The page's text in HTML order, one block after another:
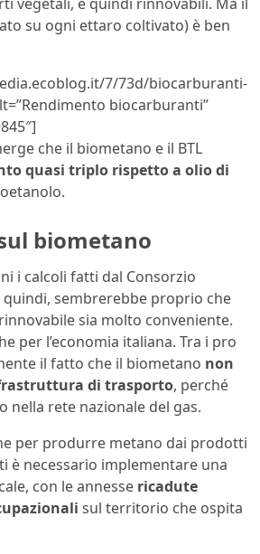
su ogni ettaro coltivato) è ben
7/73d/biocarburanti-
biocarburanti”
che il biometano e il BTL
quasi triplo rispetto a olio di
biometano
i calcoli fatti dal Consorzio
sembrerebbe proprio che
sia molto conveniente.
per l’economia italiana. Tra i pro
il fatto che il biometano non
di trasporto, perché
nella rete nazionale del gas.
per produrre metano dai prodotti
è necessario implementare una
con le annesse ricadute
sul territorio che ospita